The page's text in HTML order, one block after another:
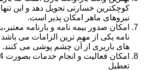
کوچکترین خسارتی تحویل دهد و این
نیروهای ماهر امکان پذیر است.
امکان صدور بیمه نامه و بارنامه
نامه یکی از مهم ترین الزامات می
های باربری از آن چشم پوشی می کنند.
تعطیل